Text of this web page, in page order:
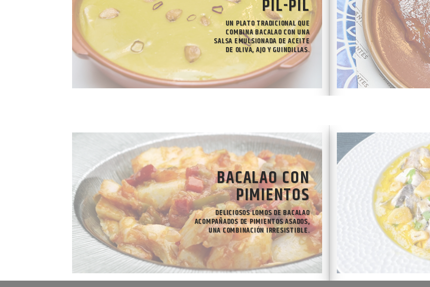
PIL-PIL
UN PLATO TRADICIONAL QUE
COMBINA BACALAO CON UNA
SALSA EMULSIONADA DE ACEITE
DE OLIVA, AJO Y GUINDILLAS.
BACALAO CON
PIMIENTOS
DELICIOSOS LOMOS DE BACALAO
ACOMPAÑADOS DE PIMIENTOS ASADOS,
UNA COMBINACIÓN IRRESISTIBLE.